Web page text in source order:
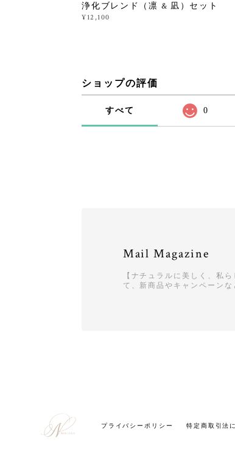
浄化ブレンド（凛 & 凪）セット
¥12,100
ショップの評価
すべて 0
Mail Magazine
【ナチュラルに美しく、私
て、新商品やキャンペーン
プライバシーポリシー 特定商取引法